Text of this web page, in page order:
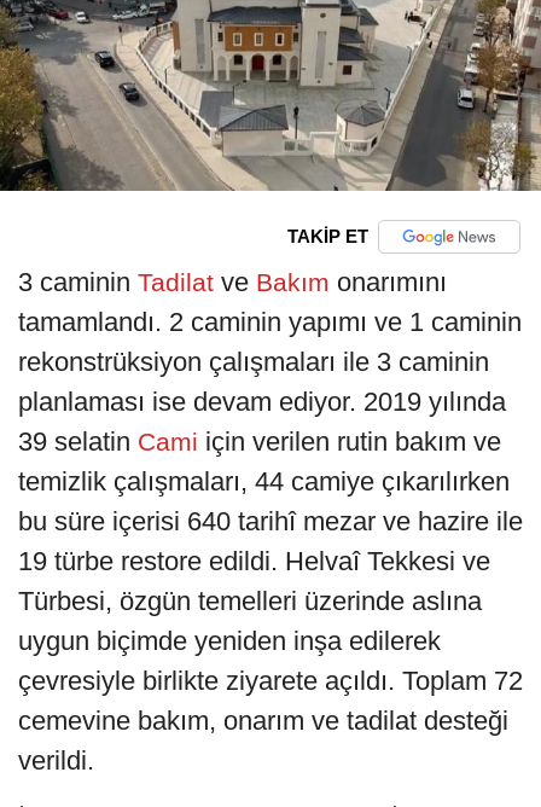
TAKİP ET
3 caminin Tadilat ve Bakım onarımını
tamamlandı. 2 caminin yapımı ve 1 caminin
rekonstrüksiyon çalışmaları ile 3 caminin
planlaması ise devam ediyor. 2019 yılında
39 selatin Cami için verilen rutin bakım ve
temizlik çalışmaları, 44 camiye çıkarılırken
bu süre içerisi 640 tarihî mezar ve hazire ile
19 türbe restore edildi. Helvaî Tekkesi ve
Türbesi, özgün temelleri üzerinde aslına
uygun biçimde yeniden inşa edilerek
çevresiyle birlikte ziyarete açıldı. Toplam 72
cemevine bakım, onarım ve tadilat desteği
verildi.